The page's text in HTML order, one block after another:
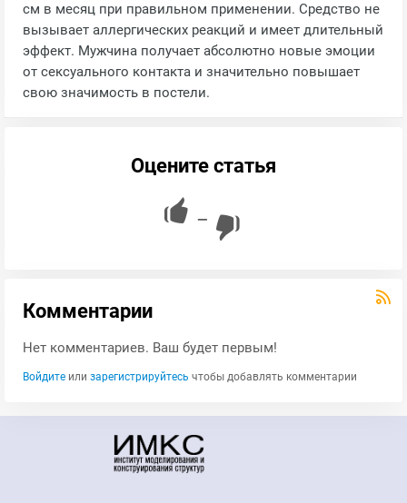
см в месяц при правильном применении. Средство не
вызывает аллергических реакций и имеет длительный
эффект. Мужчина получает абсолютно новые эмоции
от сексуального контакта и значительно повышает
свою значимость в постели.
Оцените статья
—
Комментарии
Нет комментариев. Ваш будет первым!
Войдите или зарегистрируйтесь чтобы добавлять комментарии